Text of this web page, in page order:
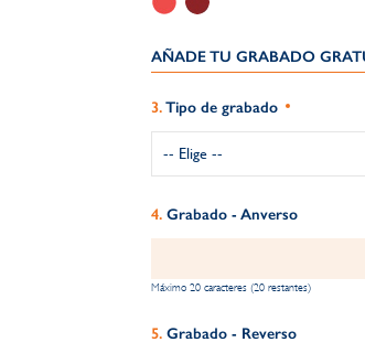
AÑADE TU GRABADO
Tipo de grabado
Grabado - Anverso
Máximo 20 caracteres (20 restantes)
Grabado - Reverso